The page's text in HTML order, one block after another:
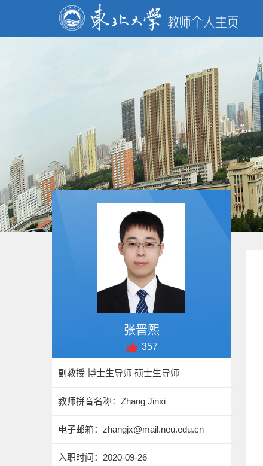
张晋熙
357
副教授 博士生导师 硕士生导师
教师拼音名称：Zhang Jinxi
电子邮箱： zhangjx@mail.neu.edu.cn
入职时间：2020-09-26